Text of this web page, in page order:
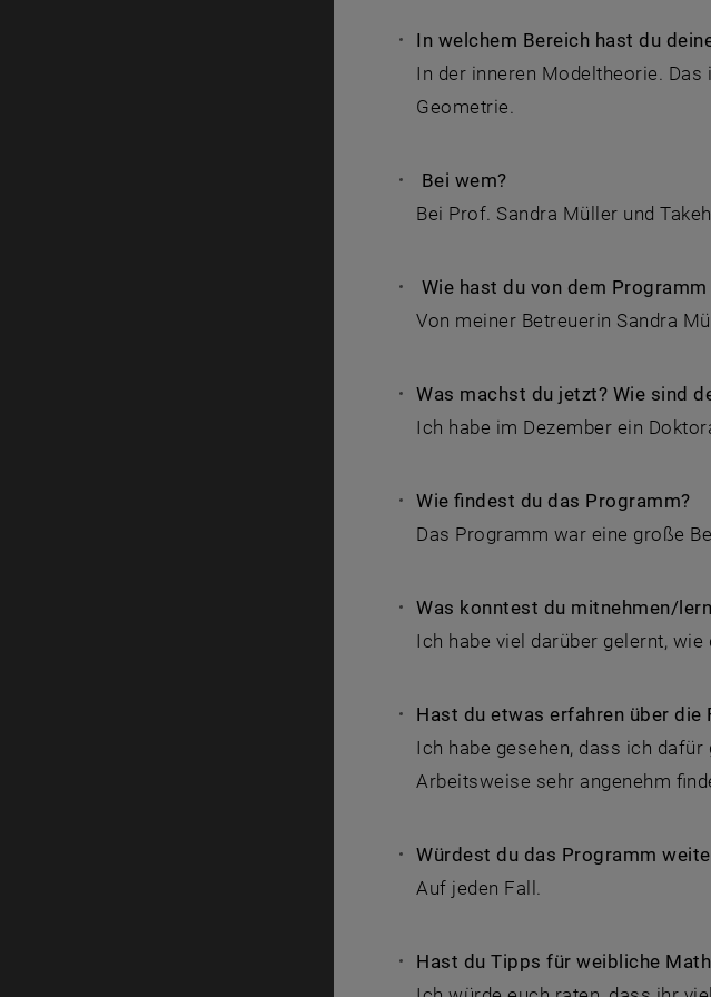
In welchem Bereich hast du
In der inneren Modeltheorie.
Geometrie.
Bei wem?
Bei Prof. Sandra Müller und
Wie hast du von dem Programm
Von meiner Betreuerin Sandra
Was machst du jetzt? Wie sind
Ich habe im Dezember ein
Wie findest du das Programm?
Das Programm war eine große
Was konntest du mitnehmen/
Ich habe viel darüber gelernt,
Hast du etwas erfahren über
Ich habe gesehen, dass ich
Arbeitsweise sehr angenehm
Würdest du das Programm
Auf jeden Fall.
Hast du Tipps für weibliche